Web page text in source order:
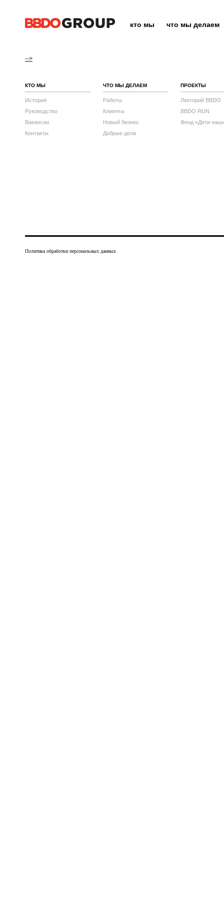
кто мы что мы делаем
-->
КТО МЫ
История
Руководство
Вакансии
Контакты
ЧТО МЫ ДЕЛАЕМ
Работы
Клиенты
Новый бизнес
Добрые дела
ПРОЕКТЫ
Лекторий BBDO
BBDO RUN
Фонд «Дети
Политика обработки персональных данных